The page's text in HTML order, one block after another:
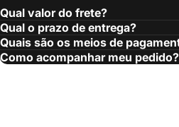
Qual valor do frete?
Qual o prazo de entrega?
Quais são os meios de
Como acompanhar meu pedido?